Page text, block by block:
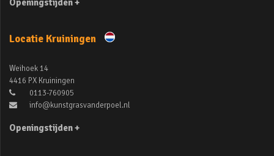
Openingstijden +
Locatie Kruiningen
Weihoek 14
4416 PX Kruiningen
0113-760905
info@kunstgrasvanderpoel.nl
Openingstijden +